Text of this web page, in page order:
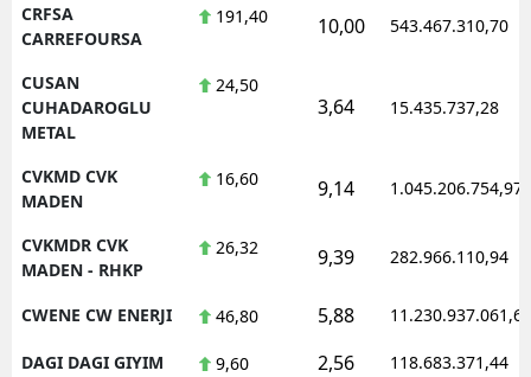
CRFSA
CARREFOURSA
191,40 10,00 543.467.310,70
CUSAN
CUHADAROGLU
METAL
24,50
3,64 15.435.737,28
CVKMD CVK
MADEN
16,60 9,14 1.045.206.754,97
CVKMDR CVK
MADEN - RHKP
26,32 9,39 282.966.110,94
CWENE CW ENERJI 46,80 5,88 11.230.937.061,62
DAGI DAGI GIYIM 9,60 2,56 118.683.371,44